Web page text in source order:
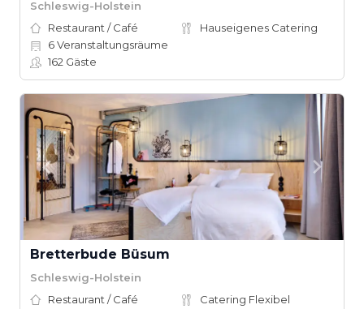
Schleswig-Holstein
Restaurant / Café
Hauseigenes Catering
6Veranstaltungsräume
162 Gäste
Bretterbude Büsum
Schleswig-Holstein
Restaurant / Café
Catering Flexibel